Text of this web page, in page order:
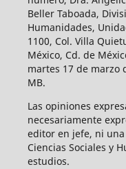
Beller Taboada,
Humanidades,
1100, Col. Villa
México, Cd. de
martes 17 de marzo
MB.
Las opiniones
necesariamente
editor en jefe, ni
Ciencias Sociales y
estudios.